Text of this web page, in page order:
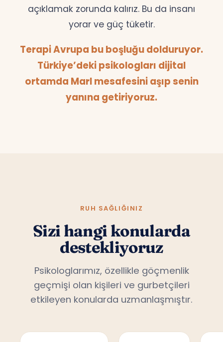
açıklamak zorunda kalırız. Bu da insanı
yorar ve güç tüketir.
Terapi Avrupa bu boşluğu dolduruyor.
Türkiye’deki psikologları dijital
ortamda Marl mesafesini aşıp senin
yanına getiriyoruz.
RUH SAĞLIĞINIZ
Sizi hangi konularda
destekliyoruz
Psikologlarımız, özellikle göçmenlik
geçmişi olan kişileri ve gurbetçileri
etkileyen konularda uzmanlaşmıştır.